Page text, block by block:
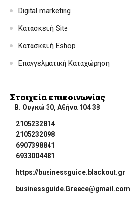
Digital marketing
Κατασκευή Site
Κατασκευή Eshop
Επαγγελματική Καταχώρηση
Στοιχεία επικοινωνίας
Β. Ουγκώ 30, Αθήνα 104 38
2105232814
2105232098
6907398841
6933004481
https://businessguide.blackout.gr
businessguide.Greece@gmail.com